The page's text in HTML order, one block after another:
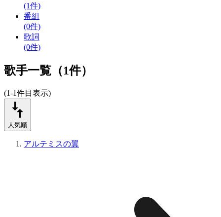
(1件)
番組
(0件)
歌詞
(0件)
歌手一覧（1件）
(1-1件目表示)
人気順
アルテミスの翼